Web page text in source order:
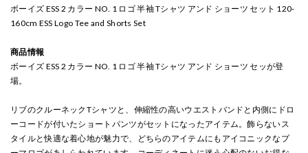
ボーイズ ESS 2 カラー NO. 1 ロゴ 半袖 Tシャツ アンド ショーツ セット 120-
160cm ESS Logo Tee and Shorts Set
商品情報
ボーイズ ESS 2 カラー NO. 1 ロゴ 半袖 Tシャツ アンド ショーツ セッが登
場。
リブのクルーネックTシャツと、伸縮性の高いウエストバンドと内側にドロ
ーコードが付いたショートパンツがセットになったアイテム。飾らないス
タイルと快適な着心地が魅力で、どちらのアイテムにもアイコニックなプ